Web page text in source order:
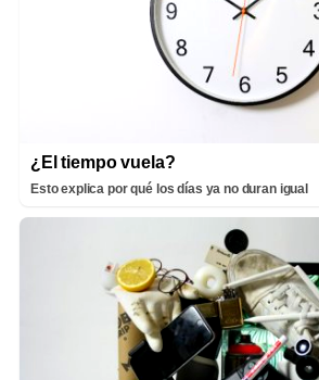
¿El tiempo vuela?
Esto explica por qué los días ya no duran igual